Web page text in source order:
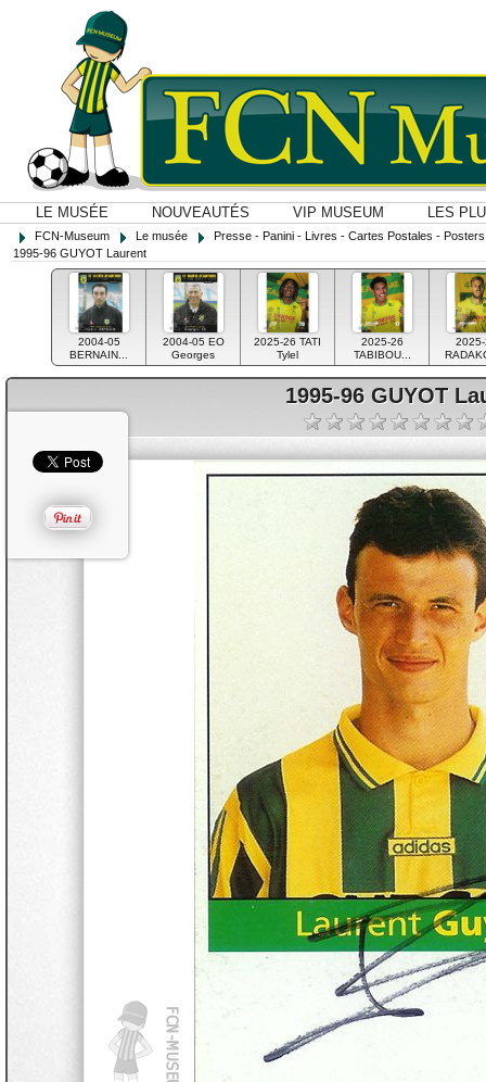
LE MUSÉE NOUVEAUTÉS VIP MUSEUM LES
FCN-Museum Le musée
Presse - Panini - Livres - Cartes Postales -
1995-96 GUYOT Laurent
2004-05
BERNAIN...
2004-05 EO
Georges
2025-26 TATI
Tylel
2025-26
TABIBOU...
1995-96 GUYOT